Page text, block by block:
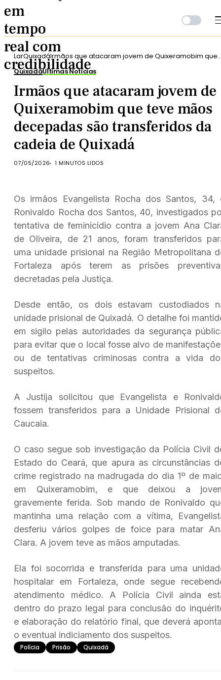
LarQuixadáIrmãos que atacaram jovem de Quixeramobim que
teve mãos decepadas são transferidos da cadeia
Quixadá
QuixadáÚltimas Notícias
Irmãos que atacaram jovem de
Quixeramobim que teve mãos
decepadas são transferidos da
cadeia de Quixadá
07/05/2026 1 MINUTOS LIDOS
Os irmãos Evangelista Rocha dos Santos, 34,
Ronivaldo Rocha dos Santos, 40, investigados
tentativa de feminicídio contra a jovem Ana
de Oliveira, de 21 anos, foram transferidos
uma unidade prisional na Região Metropolitana
Fortaleza após terem as prisões
decretadas pela Justiça.
Desde então, os dois estavam custodiados
unidade prisional de Quixadá. O detalhe foi
em sigilo pelas autoridades da segurança
para evitar que o local fosse alvo de
ou de tentativas criminosas contra a vida
suspeitos.
A Justija solicitou que Evangelista e
fossem transferidos para a Unidade Prisional
Caucaia.
O caso segue sob investigação da Polícia Civil
Estado do Ceará, que apura as circunstâncias
crime registrado na madrugada do dia 1º de
em Quixeramobim, e que deixou a
gravemente ferida. Sob mando de Ronivaldo
mantinha uma relação com a vítima,
desferiu vários golpes de foice para matar
Clara. A jovem teve as mãos amputadas.
Ela foi socorrida e transferida para uma
hospitalar em Fortaleza, onde segue
atendimento médico. A Polícia Civil ainda
dentro do prazo legal para conclusão do
e elaboração do relatório final, que deverá
o eventual indiciamento dos suspeitos.
Polícia Prisão Quixadá